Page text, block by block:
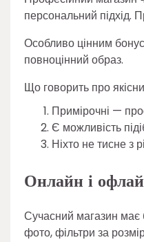
персональний підхід.
Особливо цінним
повноцінний образ.
Що говорить про
Примірочні —
Є можливість
Ніхто не тисне з
Онлайн і
Сучасний магазин має
фото, фільтри за